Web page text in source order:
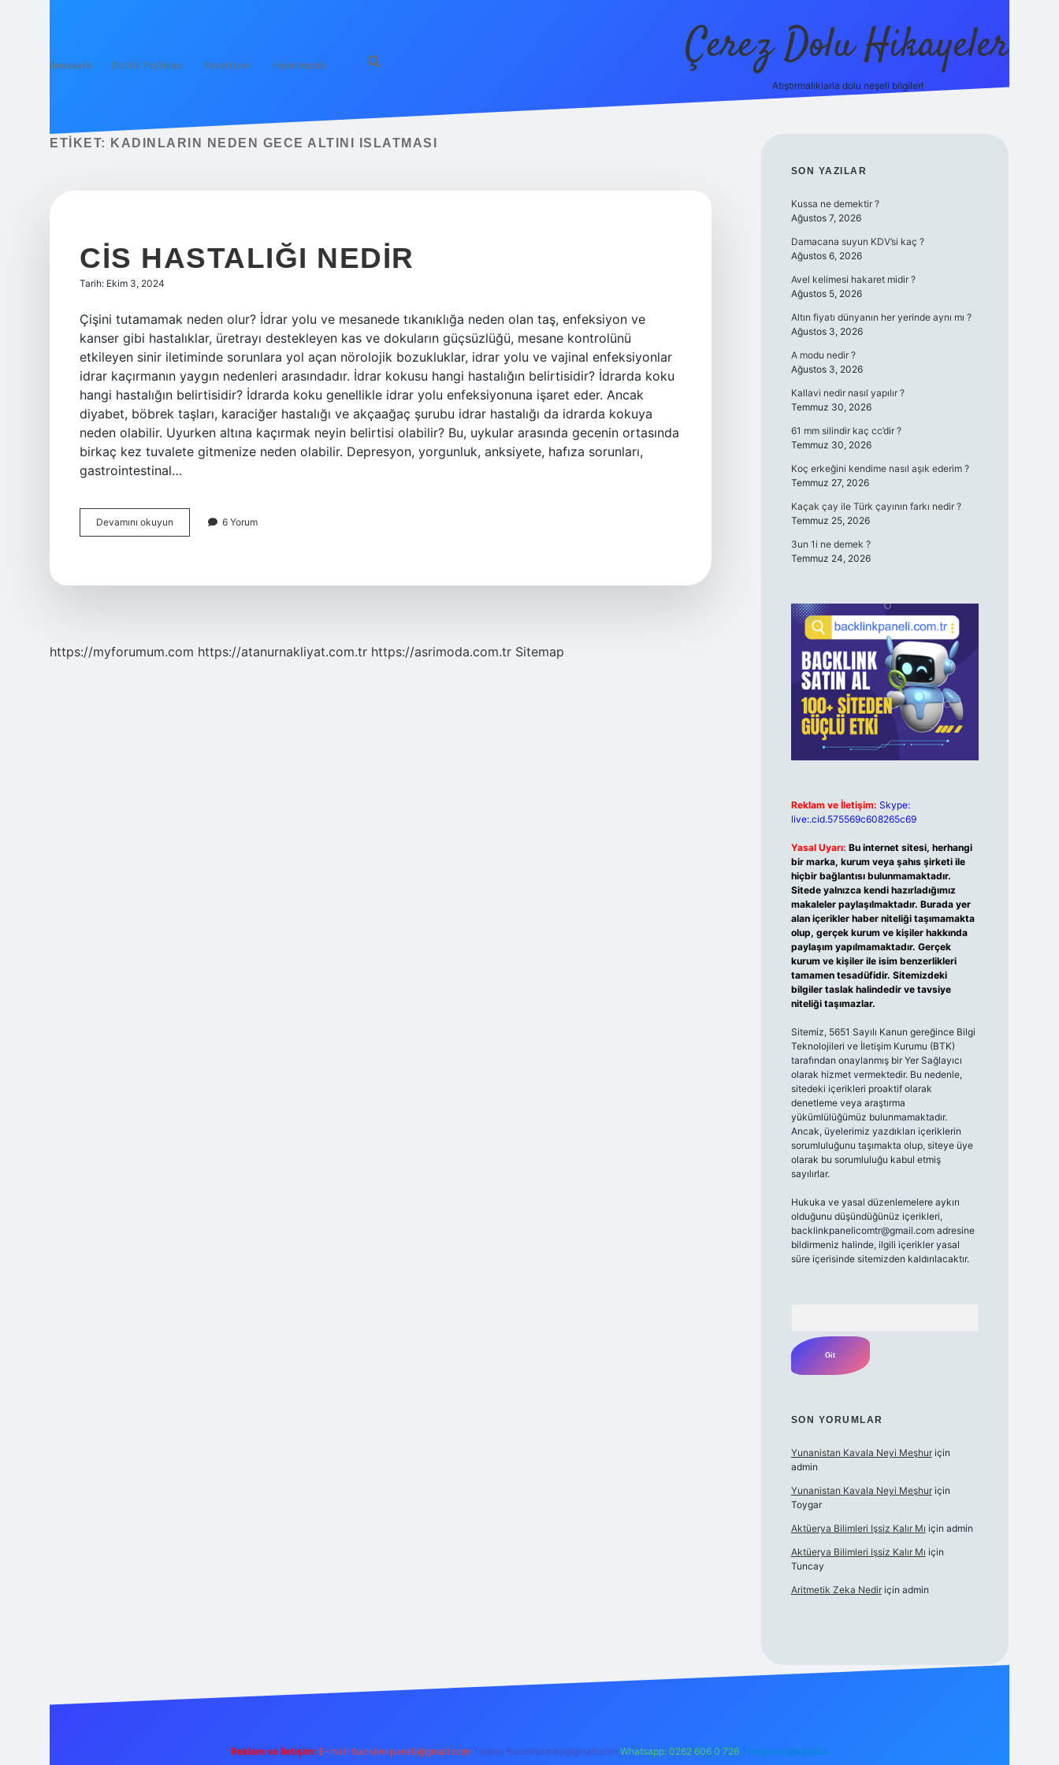
Anasayfa Gizlilik Politikası Yasal Uyarı Hakkımızda Çerez Dolu Hikayeler
Atıştırmalıklarla dolu neşeli bilgiler!
ETIKET: KADINLARIN NEDEN GECE ALTINI ISLATMASI
CIS HASTALIĞI NEDIR
Tarih: Ekim 3, 2024
Çişini tutamamak neden olur? İdrar yolu ve mesanede tıkanıklığa neden olan taş, enfeksiyon ve
kanser gibi hastalıklar, üretrayı destekleyen kas ve dokuların güçsüzlüğü, mesane kontrolünü
etkileyen sinir iletiminde sorunlara yol açan nörolojik bozukluklar, idrar yolu ve vajinal enfeksiyonlar
idrar kaçırmanın yaygın nedenleri arasındadır. İdrar kokusu hangi hastalığın belirtisidir? İdrarda koku
hangi hastalığın belirtisidir? İdrarda koku genellikle idrar yolu enfeksiyonuna işaret eder. Ancak
diyabet, böbrek taşları, karaciğer hastalığı ve akçaağaç şurubu idrar hastalığı da idrarda kokuya
neden olabilir. Uyurken altına kaçırmak neyin belirtisi olabilir? Bu, uykular arasında gecenin ortasında
birkaç kez tuvalete gitmenize neden olabilir. Depresyon, yorgunluk, anksiyete, hafıza sorunları,
gastrointestinal…
Devamını okuyun
Hastalığı
6 Yorum
https://myforumum.com https://atanurnakliyat.com.tr https://asrimoda.com.tr Sitemap
SIDEBAR
SON YAZILAR
Kussa ne demektir ?
Ağustos 7, 2026
Damacana suyun KDV’si kaç ?
Ağustos 6, 2026
Avel kelimesi hakaret midir ?
Ağustos 5, 2026
Altın fiyatı dünyanın her yerinde aynı mı ?
Ağustos 3, 2026
A modu nedir ?
Ağustos 3, 2026
Kallavi nedir nasıl yapılır ?
Temmuz 30, 2026
61 mm silindir kaç cc’dir ?
Temmuz 30, 2026
Koç erkeğini kendime nasıl aşık ederim ?
Temmuz 27, 2026
Kaçak çay ile Türk çayının farkı nedir ?
Temmuz 25, 2026
3un 1i ne demek ?
Temmuz 24, 2026
Reklam ve İletişim: Skype:
live:.cid.575569c608265c69
Yasal Uyarı: Bu internet sitesi, herhangi
bir marka, kurum veya şahıs şirketi ile
hiçbir bağlantısı bulunmamaktadır.
Sitede yalnızca kendi hazırladığımız
makaleler paylaşılmaktadır. Burada yer
alan içerikler haber niteliği taşımamakta
olup, gerçek kurum ve kişiler hakkında
paylaşım yapılmamaktadır. Gerçek
kurum ve kişiler ile isim benzerlikleri
tamamen tesadüfidir. Sitemizdeki
bilgiler taslak halindedir ve tavsiye
niteliği taşımazlar.
Sitemiz, 5651 Sayılı Kanun gereğince Bilgi
Teknolojileri ve İletişim Kurumu (BTK)
tarafından onaylanmış bir Yer Sağlayıcı
olarak hizmet vermektedir. Bu nedenle,
sitedeki içerikleri proaktif olarak
denetleme veya araştırma
yükümlülüğümüz bulunmamaktadır.
Ancak, üyelerimiz yazdıkları içeriklerin
sorumluluğunu taşımakta olup, siteye üye
olarak bu sorumluluğu kabul etmiş
sayılırlar.
Hukuka ve yasal düzenlemelere aykırı
olduğunu düşündüğünüz içerikleri,
backlinkpanelicomtr@gmail.comadresine
bildirmeniz halinde, ilgili içerikler yasal
süre içerisinde sitemizden kaldırılacaktır.
SON YORUMLAR
Yunanistan Kavala Neyi Meşhuriçin
admin
Yunanistan Kavala Neyi Meşhuriçin
Toygar
Aktüerya Bilimleri Işsiz Kalır Mı için admin
Aktüerya Bilimleri Işsiz Kalır Mı için
Tuncay
Aritmetik Zeka Nediriçin admin
Reklam ve İletişim: E-mail: backlinkpaneli@gmail.com Teams: forumhizmeti@gmail.com Whatsapp: 0262 606 0 726 Telegram: @karabul